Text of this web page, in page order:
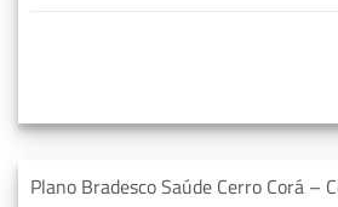
Plano Bradesco Saúde Cerro Corá –